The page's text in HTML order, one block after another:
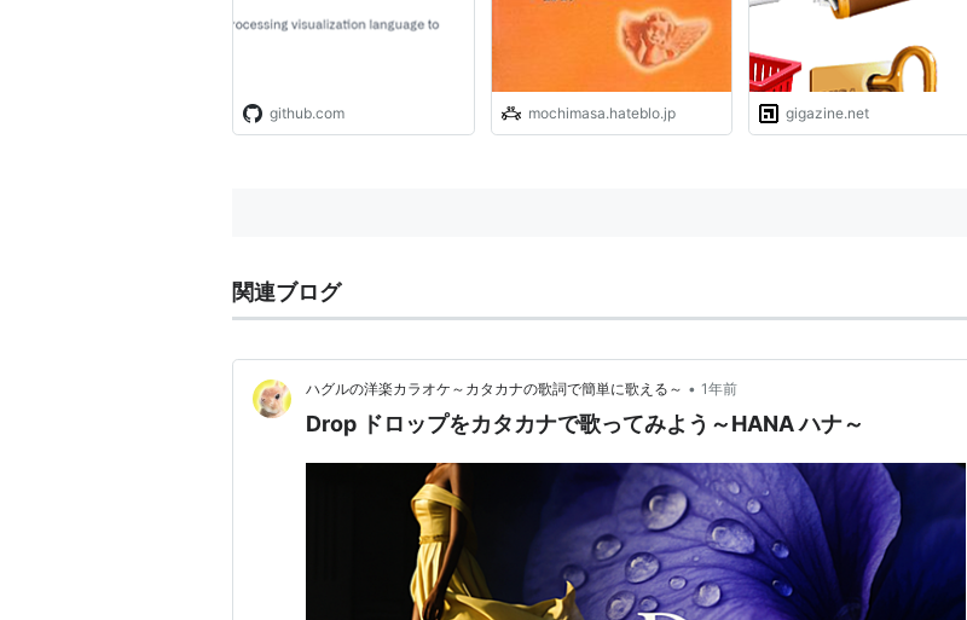
github.com mochimasa.hateblo.jp gigazine.net
関連ブログ
ハグルの洋楽カラオケ～カタカナの歌詞で簡単に歌える～ • 1年前
Drop ドロップをカタカナで歌ってみよう～HANA ハナ～